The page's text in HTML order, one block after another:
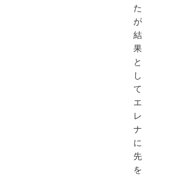
た
が
結
果
と
し
て
エ
レ
ナ
に
先
を